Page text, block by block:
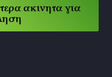
ακινητα για